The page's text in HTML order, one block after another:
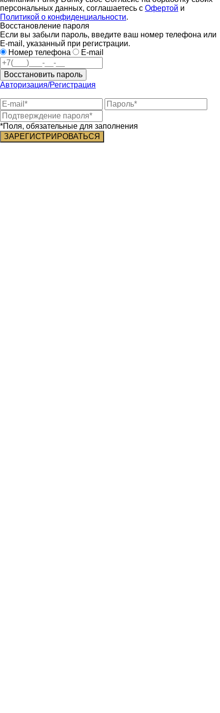
персональных данных, соглашаетесь с Офертой и
Политикой о конфиденциальности.
Восстановление пароля
Если вы забыли пароль, введите ваш номер телефона или
E-mail, указанный при регистрации.
Номер телефона
E-mail
Восстановить пароль
Авторизация/Регистрация
*Поля, обязательные для заполнения